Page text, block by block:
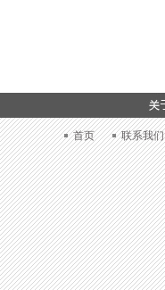
首页 联系我们